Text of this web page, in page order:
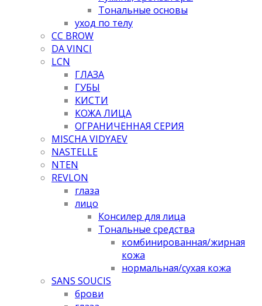
Тональные основы
уход по телу
CC BROW
DA VINCI
LCN
ГЛАЗА
ГУБЫ
КИСТИ
КОЖА ЛИЦА
ОГРАНИЧЕННАЯ СЕРИЯ
MISCHA VIDYAEV
NASTELLE
NTEN
REVLON
глаза
лицо
Консилер для лица
Тональные средства
комбинированная/жирная
кожа
нормальная/cухая кожа
SANS SOUCIS
брови